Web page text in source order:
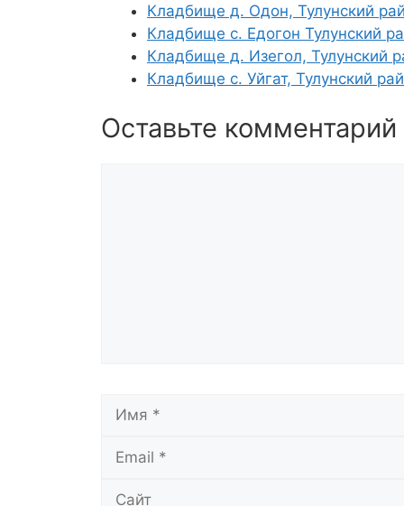
Кладбище д. Одон, Тулунский
Кладбище с. Едогон Тулунский
Кладбище д. Изегол, Тулунский
Кладбище с. Уйгат, Тулунский
Оставьте комментарий